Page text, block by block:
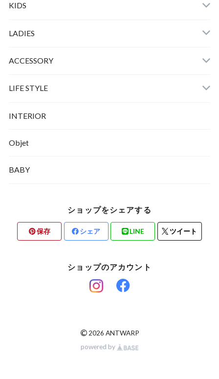
KIDS
LADIES
ACCESSORY
LIFE STYLE
INTERIOR
Objet
BABY
ショップをシェアする
保存 シェア LINE ツイート
ショップのアカウント
© 2026 ANTWARP
powered by